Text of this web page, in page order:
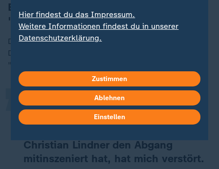
Baum kritisierte
"Vertrauensverlust"
Das FDP-Urgestein hatte Parteichef Lindner im
Dezember noch scharf kritisiert. Baum sagte dem
"Kölner Stadt-Anzeiger":
Die Art und Weise, die Ampel zu
verlassen, hat zu einem
Christian Lindner den Abgang
mitinszeniert hat, hat mich verstört.
„
Hier findest du das Impressum.
Weitere Informationen findest du in unserer
Datenschutzerklärung.
Zustimmen
Ablehnen
Einstellen